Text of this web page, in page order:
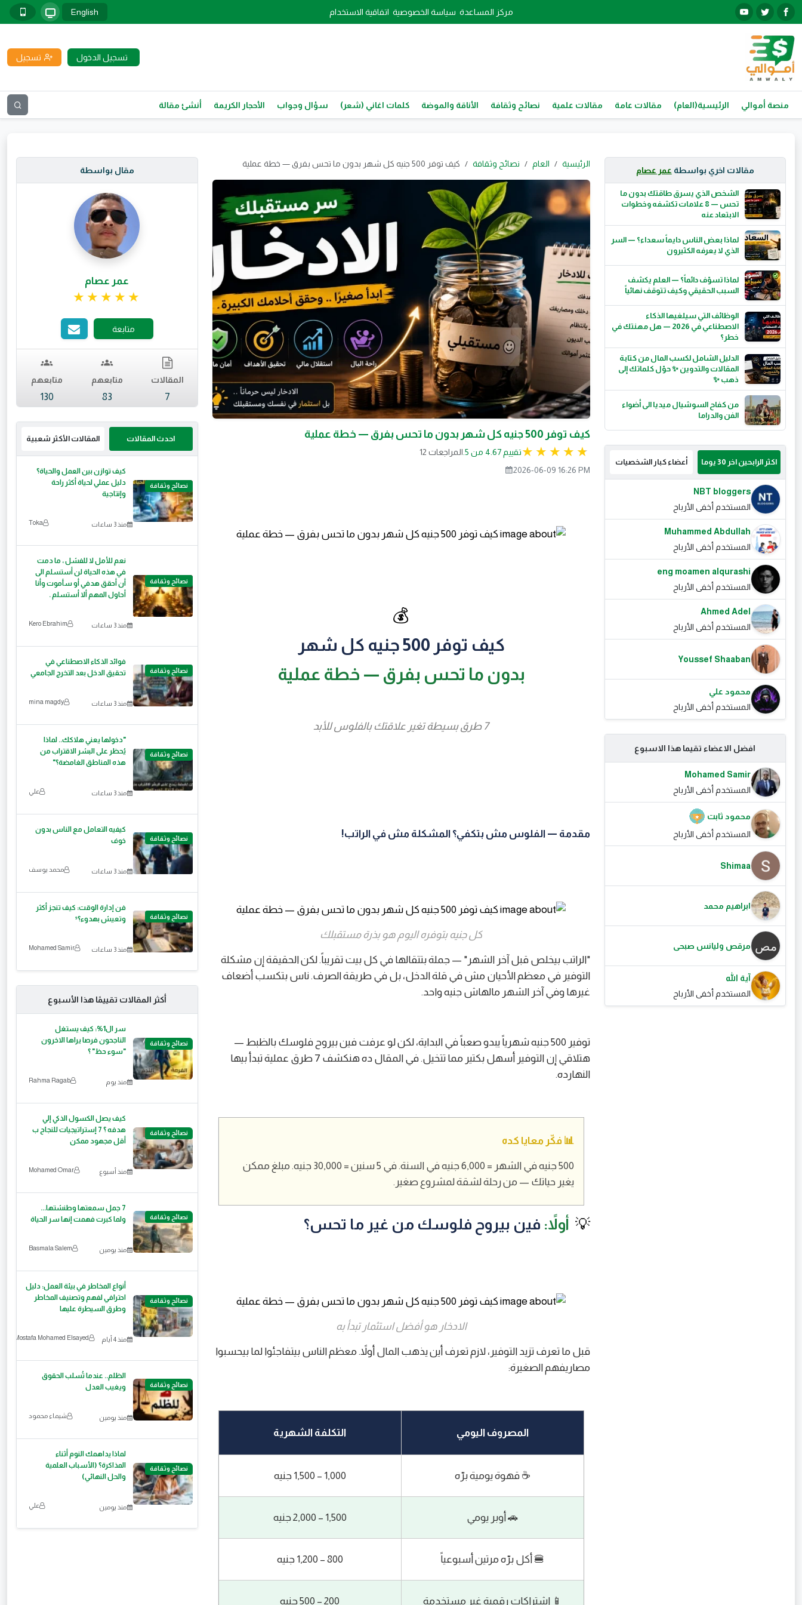
مركز المساعدة سياسة الخصوصية اتفاقية الاستخدام English
تسجيل الدخول تسجيل
منصة أموالي الرئيسية(العام) مقالات عامة مقالات علمية نصائح وثقافة الأناقة والموضة كلمات اغاني (شعر) سؤال وجواب الأحجار الكريمة أنشئ مقالة
مقالات اخري بواسطة عمر عصام
الشخص الذي يسرق طاقتك بدون ما
تحس — 8 علامات تكشفه وخطوات
الابتعاد عنه
لماذا بعض الناس دايماً سعداء؟ — السر
الذي لا يعرفه الكثيرون
لماذا تسوّف دائماً؟ — العلم يكشف
السبب الحقيقي وكيف تتوقف نهائياً
الوظائف التي سيلغيها الذكاء
الاصطناعي في 2026 — هل مهنتك في
خطر؟
الدليل الشامل لكسب المال من كتابة
المقالات والتدوين ✨ حوّل كلماتك إلى
ذهب ✨
من كفاح السوشيال ميديا الى أضواء
الفن والدراما
اكثر الرابحين اخر 30 يوما أعضاء كبار الشخصيات
NBT bloggers
المستخدم أخفى الأرباح
Muhammed Abdullah
المستخدم أخفى الأرباح
eng moamen alqurashi
المستخدم أخفى الأرباح
Ahmed Adel
المستخدم أخفى الأرباح
Youssef Shaaban
محمود علي
المستخدم أخفى الأرباح
افضل الاعضاء تقيما هذا الاسبوع
Mohamed Samir
المستخدم أخفى الأرباح
محمود ثابت
المستخدم أخفى الأرباح
Shimaa
ابراهيم محمد
مرقص وليانس صبحى
آية الله
المستخدم أخفى الأرباح
الرئيسية العام نصائح وثقافة كيف توفر 500 جنيه كل شهر بدون ما تحس بفرق — خطة عملية
كيف توفر 500 جنيه كل شهر بدون ما تحس بفرق — خطة عملية
تقييم 4.67 من 5.
12 المراجعات
2026-06-09 16:26 PM
💰
كيف توفر 500 جنيه كل شهر
بدون ما تحس بفرق — خطة عملية
7 طرق بسيطة تغير علاقتك بالفلوس للأبد
مقدمة — الفلوس مش بتكفي؟ المشكلة مش في الراتب!
كل جنيه بتوفره اليوم هو بذرة مستقبلك
"الراتب بيخلص قبل آخر الشهر" — جملة بتتقالها في كل بيت تقريباً. لكن الحقيقة إن مشكلة
التوفير في معظم الأحيان مش في قلة الدخل، بل في طريقة الصرف. ناس بتكسب أضعاف
غيرها وفي آخر الشهر مالهاش جنيه واحد.
توفير 500 جنيه شهرياً يبدو صعباً في البداية، لكن لو عرفت فين بيروح فلوسك بالظبط —
هتلاقي إن التوفير أسهل بكتير مما تتخيل. في المقال ده هنكشف 7 طرق عملية تبدأ بيها
النهارده.
📊 فكّر معايا كده
يغير حياتك — من رحلة لشقة لمشروع صغير.
💡 أولاً: فين بيروح فلوسك من غير ما تحس؟
الادخار هو أفضل استثمار تبدأ به
قبل ما تعرف تزيد التوفير، لازم تعرف أين يذهب المال أولاً. معظم الناس بيتفاجئوا لما بيحسبوا
مصاريفهم الصغيرة:
المصروف اليومي التكلفة الشهرية
☕ قهوة يومية برّه 1,000 – 1,500 جنيه
🚗 أوبر يومي 1,500 – 2,000 جنيه
🍔 أكل برّه مرتين أسبوعياً 800 – 1,200 جنيه
📱 اشتراكات رقمية غير مستخدمة 200 – 500 جنيه
مقال بواسطة
عمر عصام
تقييم 4.87 من 5.
متابعة
المقالات
7
متابعهم
83
متابعهم
130
احدث المقالات المقالات الأكثر شعبية
نصائح وثقافة
كيف توازن بين العمل والحياة؟
دليل عملي لحياة أكثر راحة
وإنتاجية
منذ 3 ساعات Toka
نصائح وثقافة
نعم للأمل لا للفشل ، ما دمت
في هذه الحياة لن أستسلم الى
أن أحقق هدفي أو سأموت وأنا
أحاول المهم ألا أستسلم .
منذ 3 ساعات Kero Ebrahim
نصائح وثقافة
فوائد الذكاء الاصطناعي في
تحقيق الدخل بعد التخرج الجامعي
منذ 3 ساعات mina magdy
نصائح وثقافة
"دخولها يعني هلاكك.. لماذا
يُحظر على البشر الاقتراب من
هذه المناطق الغامضة؟"
منذ 3 ساعات علي
نصائح وثقافة
كيفيه التعامل مع الناس بدون
خوف
منذ 3 ساعات محمد يوسف
نصائح وثقافة
فن إدارة الوقت: كيف تنجز أكثر
وتعيش بهدوء؟⁹
منذ 3 ساعات Mohamed Samir
أكثر المقالات تقييمًا هذا الأسبوع
نصائح وثقافة
سر ال1%: كيف يستغل
الناجحون فرصا يراها الاخرون
"سوء حظ" ؟
منذ يوم Rahma Ragab
نصائح وثقافة
كيف يصل الكسول الذكي إلي
هدفه ؟ 7 إستراتيجيات للنجاح ب
أقل مجهود ممكن
منذ أسبوع ‪Mohamed Omar‬‏
نصائح وثقافة
7 جمل سمعتها وطنشتها...
ولما كبرت فهمت إنها سر الحياة
منذ يومين Basmala Salem
نصائح وثقافة
أنواع المخاطر في بيئة العمل: دليل
احترافي لفهم وتصنيف المخاطر
وطرق السيطرة عليها
منذ 4 أيام Mostafa Mohamed Elsayed
نصائح وثقافة
الظلم.. عندما تُسلب الحقوق
ويغيب العدل
منذ يومين شيماء محمود
نصائح وثقافة
لماذا يداهمك النوم أثناء
المذاكرة؟ (الأسباب العلمية
والحل النهائي)
منذ يومين علي